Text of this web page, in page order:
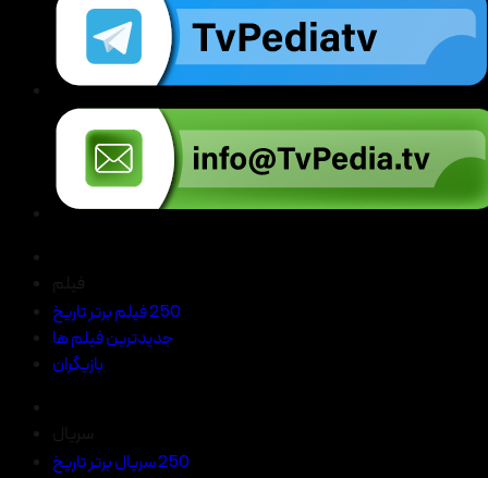
250 فیلم برتر تاریخ
جدیدترین فیلم ها
بازیگران
250 سریال برتر تاریخ